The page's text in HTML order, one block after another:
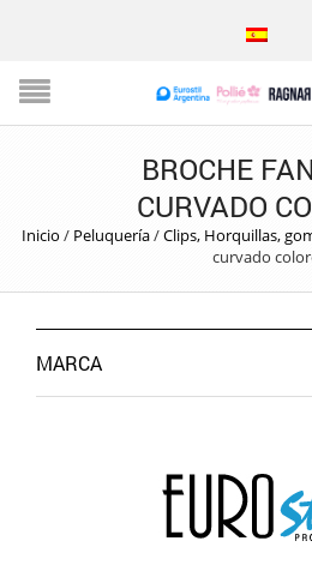
BROCHE
CURVADO
Inicio / Peluquería/Clips, Horquillas,
curvado
MARCA